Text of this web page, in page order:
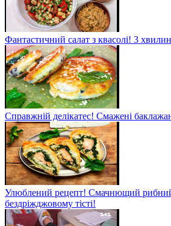
Фантастичний салат з квасолі! 3
Справжній делікатес! Смажені
Улюблений рецепт! Смачнющий
бездріжджовому тісті!